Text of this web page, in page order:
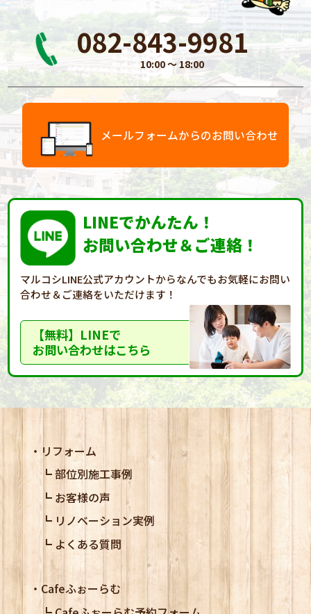
082-843-9981
10:00 〜 18:00
メールフォームからのお問い合わせ
LINEでかんたん！
お問い合わせ＆ご連絡！
マルコシLINE公式アカウントからなんでもお気軽にお問い
合わせ＆ご連絡をいただけます！
【無料】LINEで
お問い合わせはこちら
リフォーム
部位別施工事例
お客様の声
リノベーション実例
よくある質問
Cafeふぉーらむ